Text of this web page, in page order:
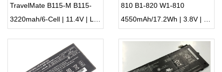
TravelMate B115-M B115-
MP
3220mah/6-Cell | 11.4V | Li-ion ...
810 B1-820 W1-810
4550mAh/17.2Wh | 3.8V | Li-ion ...